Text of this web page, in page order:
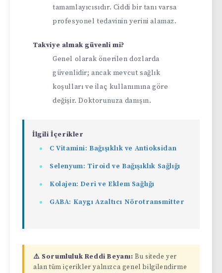
tamamlayıcısıdır. Ciddi bir tanı varsa
profesyonel tedavinin yerini alamaz.
Takviye almak güvenli mi?
Genel olarak önerilen dozlarda
güvenlidir; ancak mevcut sağlık
koşulları ve ilaç kullanımına göre
değişir. Doktorunuza danışın.
İlgili İçerikler
C Vitamini: Bağışıklık ve Antioksidan
Selenyum: Tiroid ve Bağışıklık Sağlığı
Kolajen: Deri ve Eklem Sağlığı
GABA: Kaygı Azaltıcı Nörotransmitter
⚠️ Sorumluluk Reddi Beyanı: Bu sitede yer
alan tüm içerikler yalnızca genel bilgilendirme